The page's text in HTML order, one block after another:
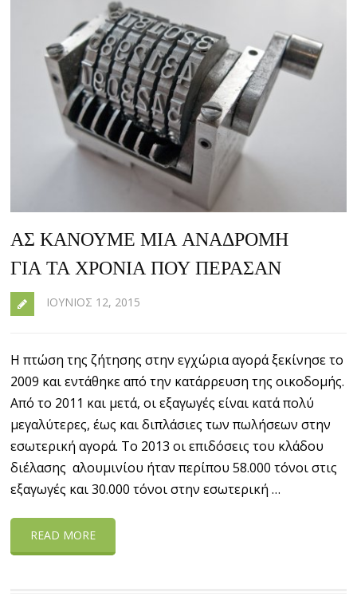
ΑΣ ΚΑΝΟΥΜΕ ΜΙΑ ΑΝΑΔΡΟΜΗ
ΓΙΑ ΤΑ ΧΡΟΝΙΑ ΠΟΥ ΠΕΡΑΣΑΝ
ΙΟΎΝΙΟΣ 12, 2015
Η πτώση της ζήτησης στην εγχώρια αγορά ξεκίνησε το
2009 και εντάθηκε από την κατάρρευση της οικοδομής.
Από το 2011 και μετά, οι εξαγωγές είναι κατά πολύ
μεγαλύτερες, έως και διπλάσιες των πωλήσεων στην
εσωτερική αγορά. Το 2013 οι επιδόσεις του κλάδου
διέλασης αλουμινίου ήταν περίπου 58.000 τόνοι στις
εξαγωγές και 30.000 τόνοι στην εσωτερική …
READ MORE